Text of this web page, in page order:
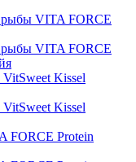
рыбы VITA FORCE
рыбы VITA FORCE
VitSweet Kissel
VitSweet Kissel
FORCE Protein